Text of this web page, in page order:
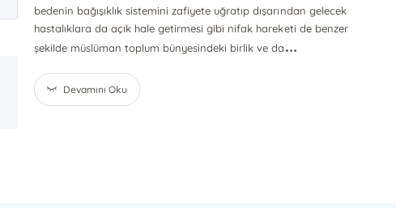
bedenin bağışıklık sistemini zafiyete uğratıp dışarından gelecek
hastalıklara da açık hale getirmesi gibi nifak hareketi de benzer
şekilde müslüman toplum bünyesindeki birlik ve da...
Devamını Oku